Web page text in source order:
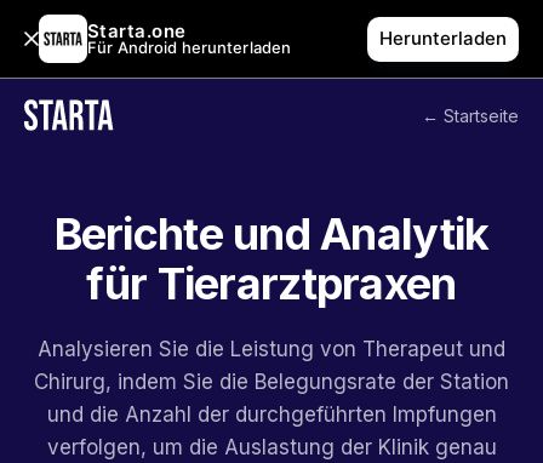
Starta.one
Für Android herunterladen Herunterladen
← Startseite
Berichte und Analytik
für Tierarztpraxen
Analysieren Sie die Leistung von Therapeut und
Chirurg, indem Sie die Belegungsrate der Station
und die Anzahl der durchgeführten Impfungen
verfolgen, um die Auslastung der Klinik genau